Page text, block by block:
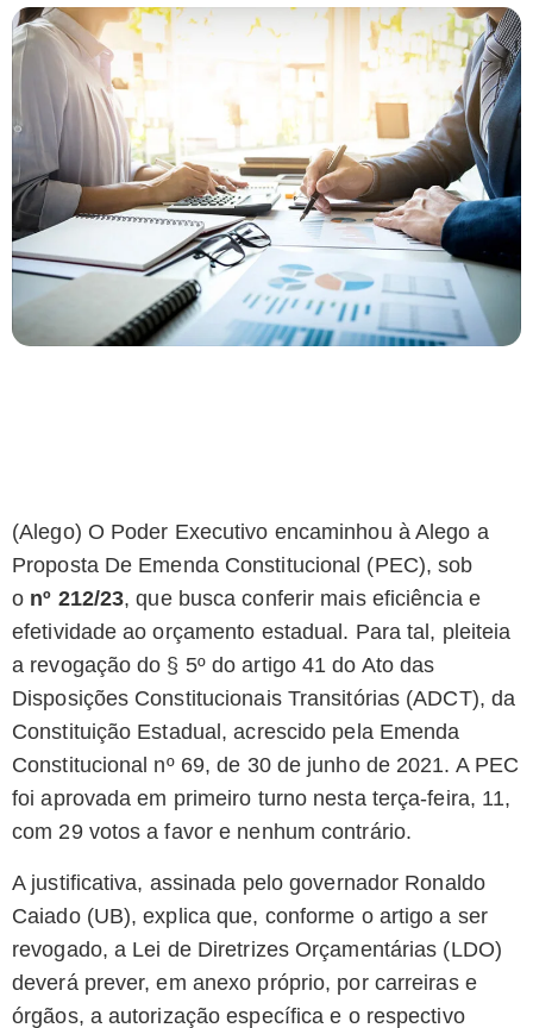
(Alego) O Poder Executivo encaminhou à Alego a
Proposta De Emenda Constitucional (PEC), sob
o nº 212/23, que busca conferir mais eficiência e
efetividade ao orçamento estadual. Para tal, pleiteia
a revogação do § 5º do artigo 41 do Ato das
Disposições Constitucionais Transitórias (ADCT), da
Constituição Estadual, acrescido pela Emenda
Constitucional nº 69, de 30 de junho de 2021. A PEC
foi aprovada em primeiro turno nesta terça-feira, 11,
com 29 votos a favor e nenhum contrário.
A justificativa, assinada pelo governador Ronaldo
Caiado (UB), explica que, conforme o artigo a ser
revogado, a Lei de Diretrizes Orçamentárias (LDO)
deverá prever, em anexo próprio, por carreiras e
órgãos, a autorização específica e o respectivo